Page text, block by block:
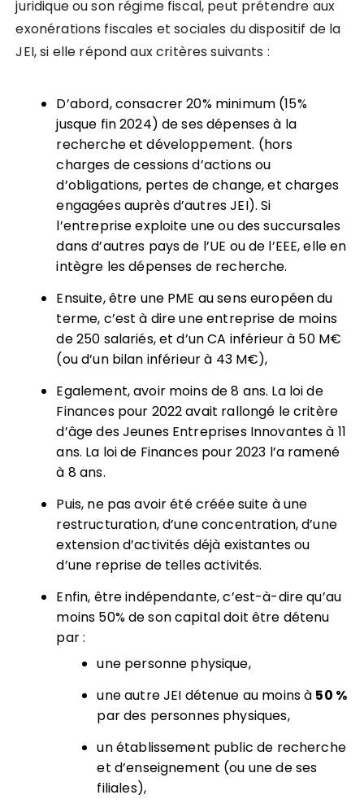
juridique ou son régime fiscal, peut prétendre aux
exonérations fiscales et sociales du dispositif de la
JEI, si elle répond aux critères suivants :
D’abord, consacrer 20% minimum (15%
jusque fin 2024) de ses dépenses à la
recherche et développement. (hors
charges de cessions d’actions ou
d’obligations, pertes de change, et charges
engagées auprès d’autres JEI). Si
l’entreprise exploite une ou des succursales
dans d’autres pays de l’UE ou de l’EEE, elle en
intègre les dépenses de recherche.
Ensuite, être une PME au sens européen du
terme, c’est à dire une entreprise de moins
de 250 salariés, et d’un CA inférieur à 50 M€
(ou d’un bilan inférieur à 43 M€),
Egalement, avoir moins de 8 ans. La loi de
Finances pour 2022 avait rallongé le critère
d’âge des Jeunes Entreprises Innovantes à 11
ans. La loi de Finances pour 2023 l’a ramené
à 8 ans.
Puis, ne pas avoir été créée suite à une
restructuration, d’une concentration, d’une
extension d’activités déjà existantes ou
d’une reprise de telles activités.
Enfin, être indépendante, c’est-à-dire qu’au
moins 50% de son capital doit être détenu
par :
une personne physique,
une autre JEI détenue au moins à 50 %
par des personnes physiques,
un établissement public de recherche
et d’enseignement (ou une de ses
filiales),